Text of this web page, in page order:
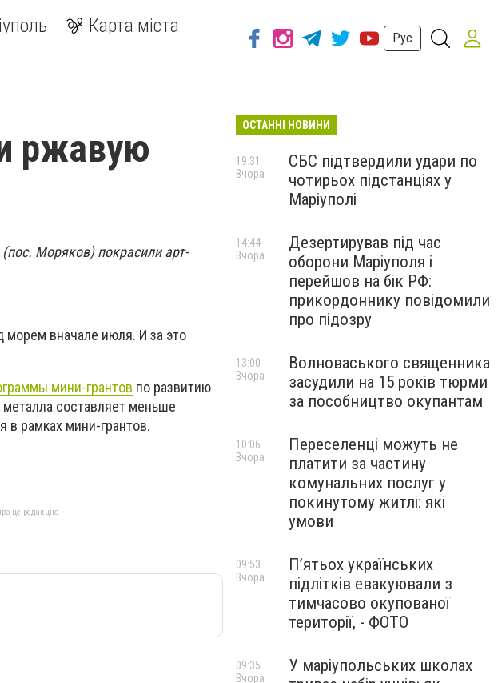
Карта міста
Рус
ржавую
Моряков) покрасили арт-
морем вначале июля. И за это
мини-грантов по развитию
металла составляет меньше
в рамках мини-грантов.
це редакцію
ОСТАННІ НОВИНИ
СБС підтвердили удари по
чотирьох підстанціях у
Маріуполі
19:31
Вчора
Дезертирував під час
оборони Маріуполя і
перейшов на бік РФ:
прикордоннику повідомили
про підозру
14:44
Вчора
Волноваського священника
засудили на 15 років тюрми
за пособництво окупантам
13:00
Вчора
Переселенці можуть не
платити за частину
комунальних послуг у
покинутому житлі: які
умови
10:06
Вчора
П’ятьох українських
підлітків евакуювали з
тимчасово окупованої
території, - ФОТО
09:53
Вчора
У маріупольських школах
09:35
Вчора